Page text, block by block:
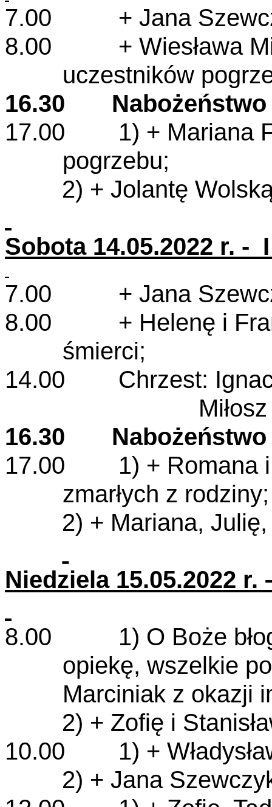
7.00 + Jana
8.00 + Wiesława
uczestników
16.30 Nabożeństwo
17.00 1) + Mariana
pogrzebu;
2) + Jolantę
Sobota 14.05.2022 r. -
7.00
+ Jana
8.00 + Helenę i
śmierci;
14.00 Chrzest:
Miłosz
16.30 Nabożeństwo
17.00 1) + Romana i
zmarłych z rodziny;
2) + Mariana,
Niedziela 15.05.2022
8.00 1) O Boże
opiekę, wszelkie
Marciniak z okazji
2) + Zofię i
10.00 1) +
2) + Jana